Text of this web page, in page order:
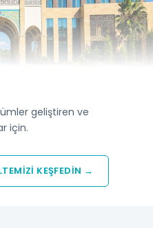
geliştiren ve
için.
KEŞFEDİN →